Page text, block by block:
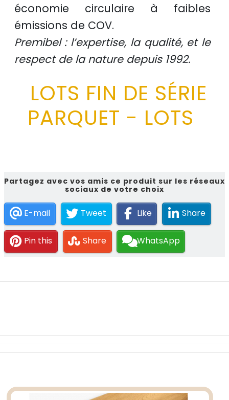
économie circulaire à faibles
émissions de COV.
Premibel : l’expertise, la qualité, et le
respect de la nature depuis 1992.
LOTS FIN DE SÉRIE
PARQUET - LOTS
Partagez avec vos amis ce produit sur les réseaux
sociaux de votre choix
E-mail Tweet Like Share
Pin this Share WhatsApp